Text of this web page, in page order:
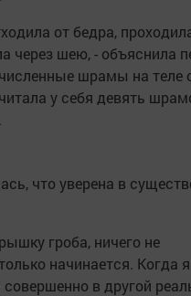
от бедра,
через шею, - объяснила
шрамы на теле
у себя девять
что уверена в
гроба, ничего не
начинается. Когда
совершенно в другой